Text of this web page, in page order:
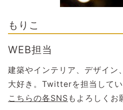
もりこ
WEB担当
建築やインテリア、デザイン
大好き。Twitterを担当してい
こちらの各SNS もよろしくお